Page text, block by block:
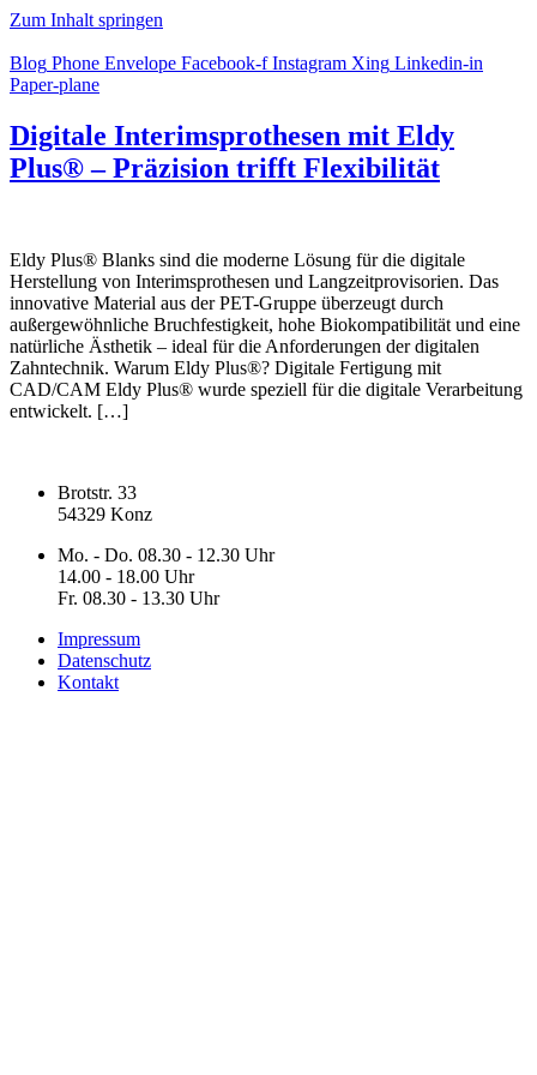
Zum Inhalt springen
Blog Phone Envelope Facebook-f Instagram Xing Linkedin-in
Paper-plane
Digitale Interimsprothesen mit Eldy
Plus® – Präzision trifft Flexibilität
Eldy Plus® Blanks sind die moderne Lösung für die digitale
Herstellung von Interimsprothesen und Langzeitprovisorien. Das
innovative Material aus der PET-Gruppe überzeugt durch
außergewöhnliche Bruchfestigkeit, hohe Biokompatibilität und eine
natürliche Ästhetik – ideal für die Anforderungen der digitalen
Zahntechnik. Warum Eldy Plus®? Digitale Fertigung mit
CAD/CAM Eldy Plus® wurde speziell für die digitale Verarbeitung
entwickelt. […]
Brotstr. 33
54329 Konz
Mo. - Do. 08.30 - 12.30 Uhr
14.00 - 18.00 Uhr
Fr. 08.30 - 13.30 Uhr
Impressum
Datenschutz
Kontakt